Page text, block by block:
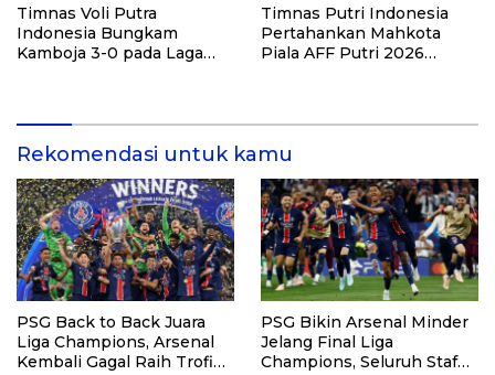
Timnas Voli Putra
Indonesia Bungkam
Kamboja 3-0 pada Laga
Timnas Putri Indonesia
Pertahankan Mahkota
Piala AFF Putri 2026
Rekomendasi untuk kamu
PSG Back to Back Juara
Liga Champions, Arsenal
Kembali Gagal Raih Trofi
PSG Bikin Arsenal Minder
Jelang Final Liga
Champions, Seluruh Staf